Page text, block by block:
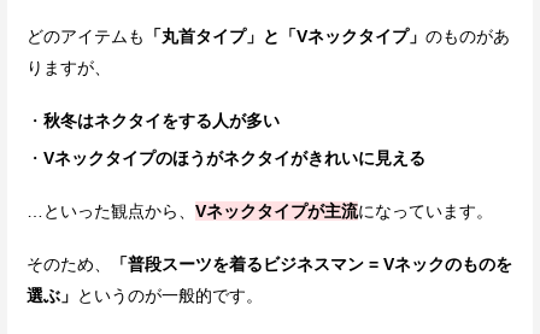
どのアイテムも 「丸首タイプ」と「Vネックタイプ」 のものがあ
りますが、
秋冬はネクタイをする人が多い
Vネックタイプのほうがネクタイがきれいに見える
…といった観点から、 Vネックタイプが主流になっています。
そのため、
「普段スーツを着るビジネスマン = Vネックのものを
選ぶ」 というのが一般的です。